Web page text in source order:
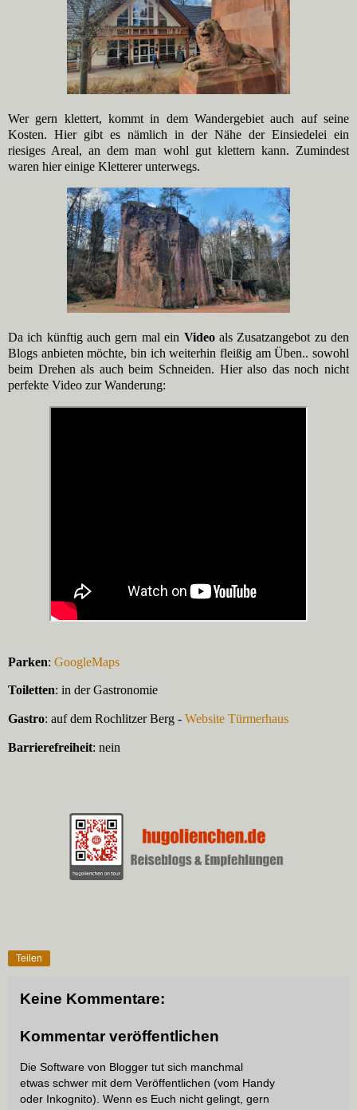
Wer gern klettert, kommt in dem Wandergebiet auch auf seine
Kosten. Hier gibt es nämlich in der Nähe der Einsiedelei ein
riesiges Areal, an dem man wohl gut klettern kann. Zumindest
waren hier einige Kletterer unterwegs.
Da ich künftig auch gern mal ein Video als Zusatzangebot zu den
Blogs anbieten möchte, bin ich weiterhin fleißig am Üben.. sowohl
beim Drehen als auch beim Schneiden. Hier also das noch nicht
perfekte Video zur Wanderung:
Parken: GoogleMaps
Toiletten: in der Gastronomie
Gastro: auf dem Rochlitzer Berg - Website Türmerhaus
Barrierefreiheit: nein
Teilen
Keine Kommentare:
Kommentar veröffentlichen
Die Software von Blogger tut sich manchmal
etwas schwer mit dem Veröffentlichen (vom Handy
oder Inkognito). Wenn es Euch nicht gelingt, gern